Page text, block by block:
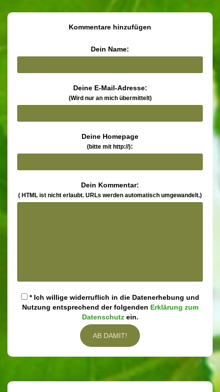
Kommentare hinzufügen
Dein Name:
Deine E-Mail-Adresse:
(Wird nur an mich übermittelt)
Deine Homepage
(bitte mit http://):
Dein Kommentar:
( HTML ist nicht erlaubt. URLs werden automatisch umgewandelt.)
* Ich willige widerruflich in die Datenerhebung und
Nutzung entsprechend der folgenden Erklärung zum
Datenschutzein.